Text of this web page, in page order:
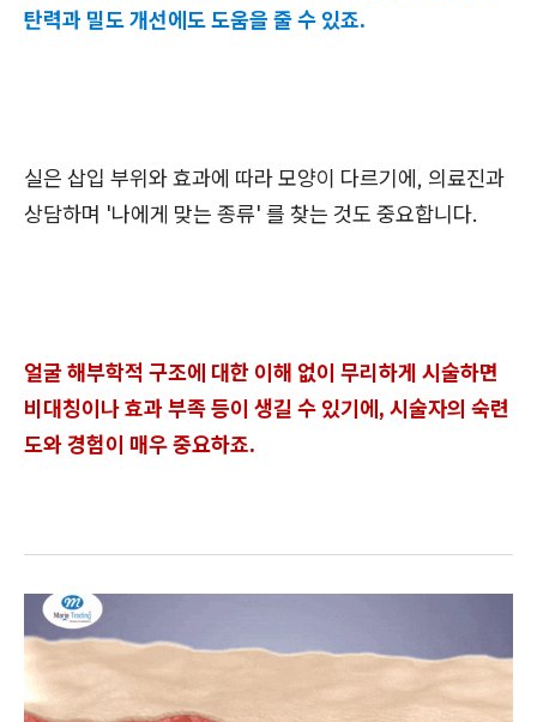
탄력과 밀도 개선에도 도움을 줄 수 있죠.
실은 삽입 부위와 효과에 따라 모양이 다르기에, 의료진과
상담하며 '나에게 맞는 종류' 를 찾는 것도 중요합니다.
얼굴 해부학적 구조에 대한 이해 없이 무리하게 시술하면
비대칭이나 효과 부족 등이 생길 수 있기에, 시술자의 숙련
도와 경험이 매우 중요하죠.